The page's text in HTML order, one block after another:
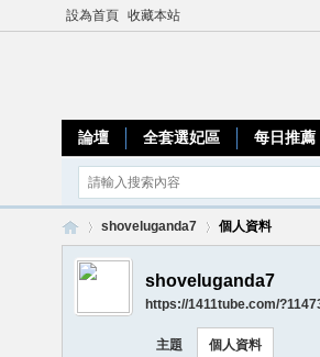
設為首頁 收藏本站
論壇 全套選妃區 每日推薦
›
shoveluganda7 個人資料
shoveluganda7
https://1411tube.com/
主題 個人資料